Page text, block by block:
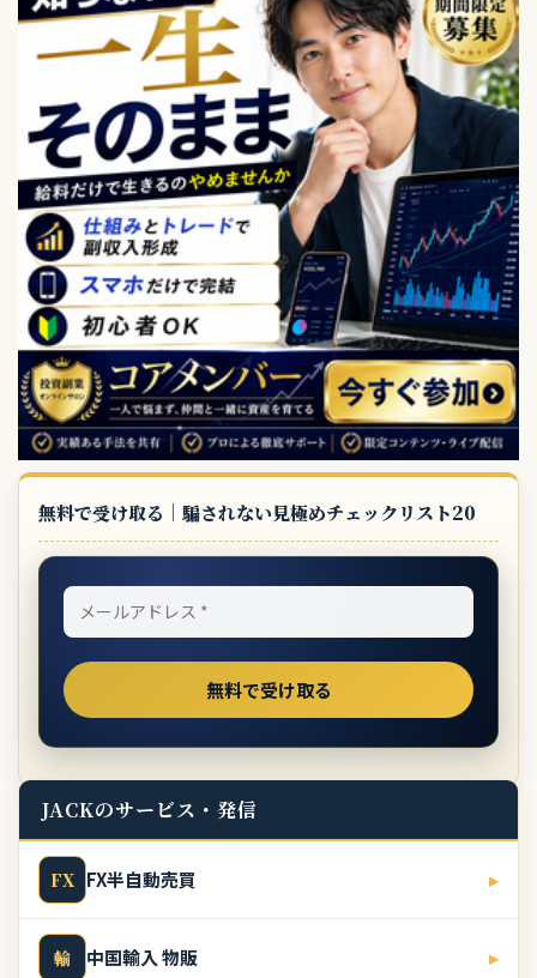
無料で受け取る｜騙されない見極めチェックリスト20
JACKのサービス・発信
FX FX半自動売買 ▸
輸 中国輸入 物販 ▸